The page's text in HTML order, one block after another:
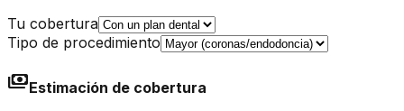
Tu cobertura
Tipo de procedimiento
paymentsEstimación de cobertura